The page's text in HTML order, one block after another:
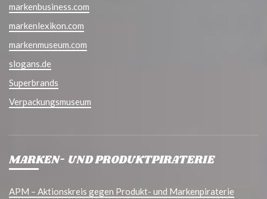
markenbusiness.com
markenlexikon.com
markenmuseum.com
slogans.de
Superbrands
Verpackungsmuseum
MARKEN- UND PRODUKTPIRATERIE
APM – Aktionskreis gegen Produkt- und Markenpiraterie